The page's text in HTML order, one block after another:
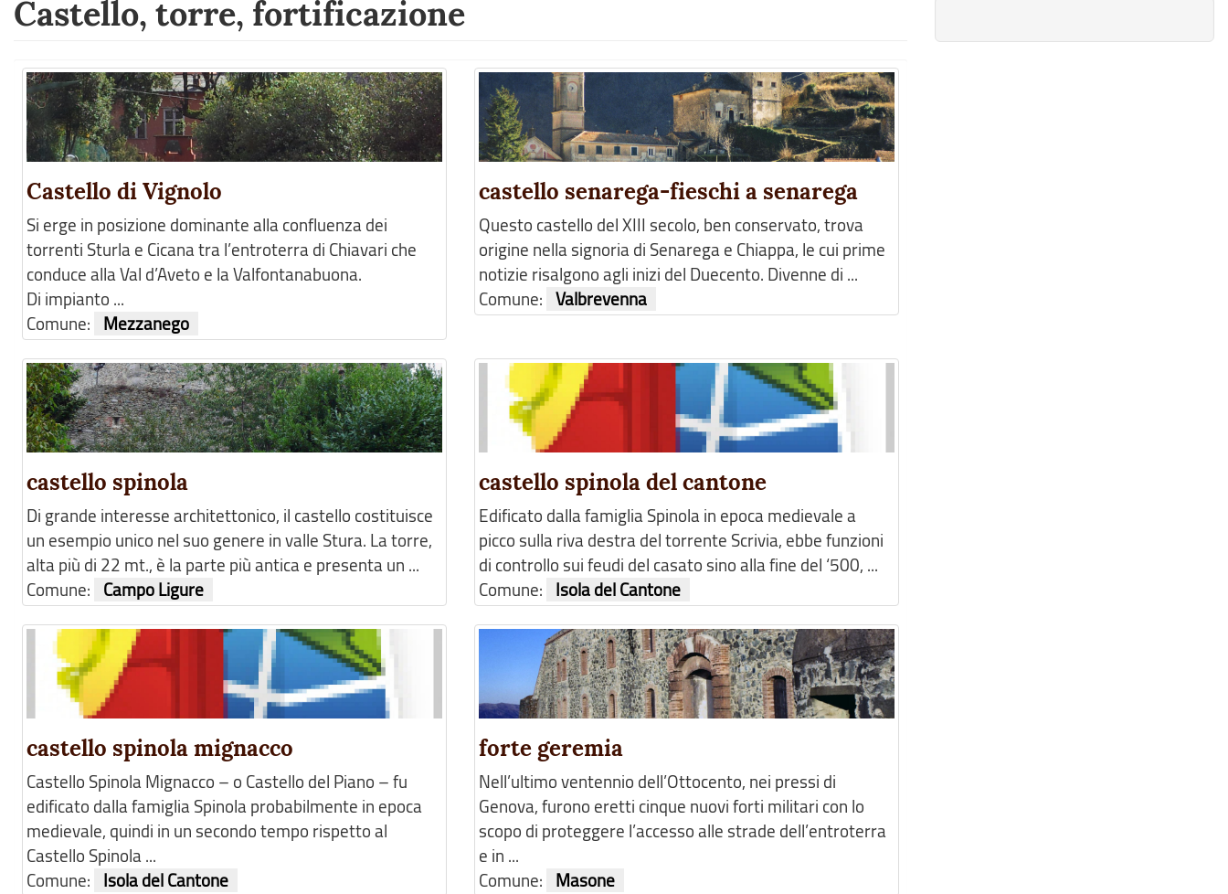
Castello, torre, fortificazione
Castello di Vignolo
Si erge in posizione dominante alla confluenza dei
torrenti Sturla e Cicana tra l’entroterra di Chiavari che
conduce alla Val d’Aveto e la Valfontanabuona.
Di impianto ...
Comune:
Mezzanego
castello senarega-fieschi a senarega
Questo castello del XIII secolo, ben conservato, trova
origine nella signoria di Senarega e Chiappa, le cui prime
notizie risalgono agli inizi del Duecento. Divenne di ...
Comune: Valbrevenna
castello spinola
Di grande interesse architettonico, il castello costituisce
un esempio unico nel suo genere in valle Stura. La torre,
alta più di 22 mt., è la parte più antica e presenta un ...
Comune:
Campo Ligure
castello spinola del cantone
Edificato dalla famiglia Spinola in epoca medievale a
picco sulla riva destra del torrente Scrivia, ebbe funzioni
di controllo sui feudi del casato sino alla fine del ‘500, ...
Comune:
Isola del Cantone
castello spinola mignacco
Castello Spinola Mignacco – o Castello del Piano – fu
edificato dalla famiglia Spinola probabilmente in epoca
medievale, quindi in un secondo tempo rispetto al
Castello Spinola ...
Comune:
Isola del Cantone
forte geremia
Nell’ultimo ventennio dell’Ottocento, nei pressi di
Genova, furono eretti cinque nuovi forti militari con lo
scopo di proteggere l’accesso alle strade dell’entroterra
e in ...
Comune:
Masone